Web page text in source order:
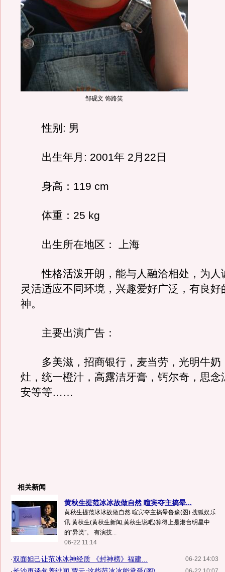
邹砚文 饰路笑
性别: 男
出生年月: 2001年 2月22日
身高：119 cm
体重：25 kg
出生所在地区： 上海
性格活泼开朗，能与人融洽相处，为人
灵活适应不同环境，兴趣爱好广泛，有良好
神。
主要出演广告：
多美滋，招商银行，麦当劳，光明牛奶
灶，统一橙汁，高露洁牙膏，钙尔奇，思念
安等等……
相关新闻
黄秋生提范冰冰故做自然 喧宾夺主搞晕...
黄秋生提范冰冰故做自然 喧宾夺主搞晕鲁豫(图) 搜狐娱乐
讯:黄秋生(黄秋生新闻,黄秋生说吧)算得上是港台明星中
的“异类”。 有演技...
06-22 11:14
06-22 14:03
·双面妲己让范冰冰神经质 《封神榜》福建...